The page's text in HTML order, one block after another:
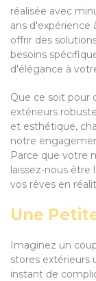
réalisée avec
ans d'expérience
offrir des
besoins
d'élégance à
Que ce soit pour
extérieurs
et esthétique,
notre
Parce que votre
laissez-nous être
vos rêves en
Une
Imaginez un
stores extérieurs
instant de